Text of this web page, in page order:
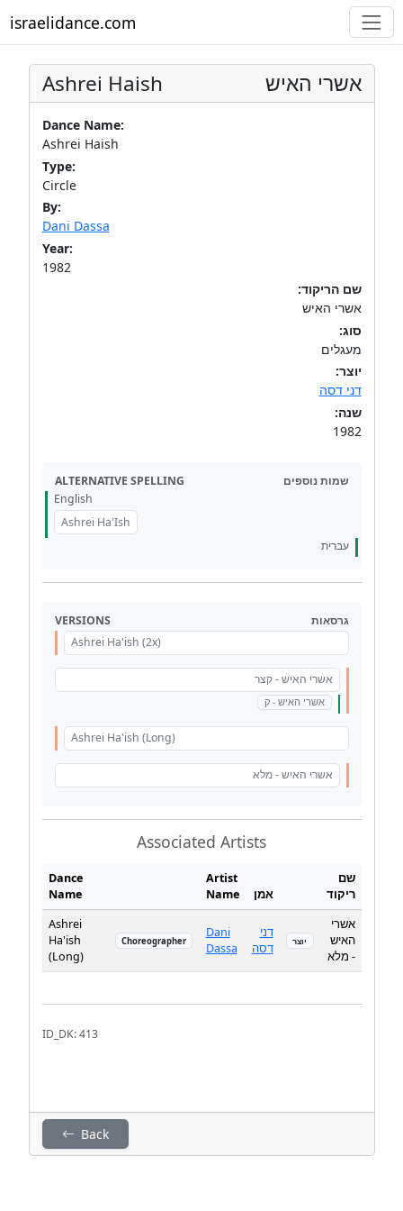
israelidance.com
Ashrei Haish אשרי האיש
Dance Name:
Ashrei Haish
Type:
Circle
By:
Dani Dassa
Year:
1982
שם הריקוד:
אשרי האיש
סוג:
מעגלים
יוצר:
דני דסה
שנה:
1982
ALTERNATIVE SPELLING
שמות נוספים
English
Ashrei Ha'Ish
עברית
VERSIONS
גרסאות
Ashrei Ha'ish (2x)
אשרי האיש - קצר
אשרי האיש - ק
Ashrei Ha'ish (Long)
אשרי האיש - מלא
Associated Artists
Dance
Name
Artist
Name
אמן
שם
ריקוד
Ashrei
Ha'ish
(Long)
Choreographer
Dani
Dassa
דני
דסה
יוצר
אשרי
האיש
- מלא
ID_DK: 413
Back